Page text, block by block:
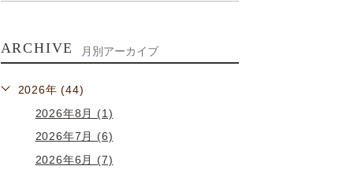
ARCHIVE 月別アーカイブ
2026年 (44)
2026年8月 (1)
2026年7月 (6)
2026年6月 (7)